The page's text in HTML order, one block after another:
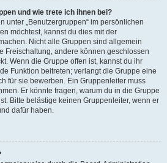
und wie trete ich ihnen bei?
unter „Benutzergruppen“ im persönlichen
möchtest, kannst du dies mit der
Nicht alle Gruppen sind allgemein
Freischaltung, andere können geschlossen
Wenn die Gruppe offen ist, kannst du ihr
Funktion beitreten; verlangt die Gruppe eine
für sie bewerben. Ein Gruppenleiter muss
Er könnte fragen, warum du in die Gruppe
Bitte belästige keinen Gruppenleiter, wenn er
dafür haben.